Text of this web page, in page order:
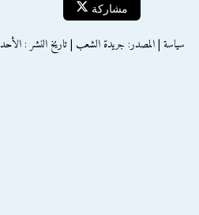
مشاركة
سياسة | المصدر: جريدة الشعب | تاريخ النشر : الأحد 25 ديسمبر 2016